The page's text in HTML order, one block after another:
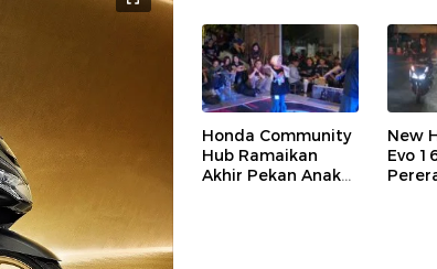
Riding Competition
2026
Jalan
Honda Community
Hub Ramaikan
Akhir Pekan Anak
New
Evo